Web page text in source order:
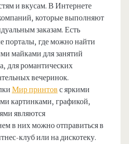
и вкусам. В Интернете
которые выполняют
заказам. Есть
порталы, где можно найти
майками для занятий
для романтических
вечеринок.
Мир принтов с яркими
картинками, графикой,
являются
в них можно отправиться в
клуб или на дискотеку.